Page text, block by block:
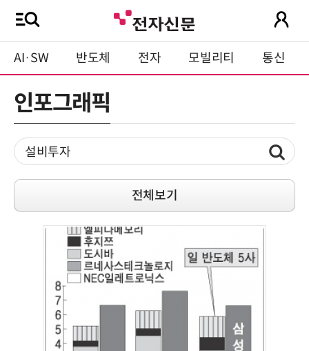
AI·SW 반도체 전자 모빌리티 통신
인포그래픽
전체보기